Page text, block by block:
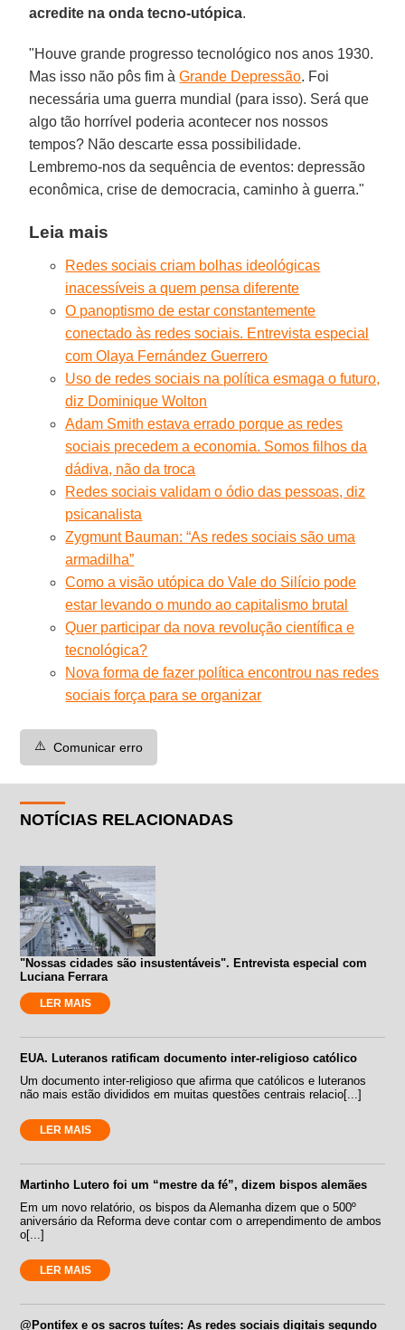
acredite na onda tecno-utópica.
"Houve grande progresso tecnológico nos anos 1930.
Mas isso não pôs fim àGrande Depressão. Foi
necessária uma guerra mundial (para isso). Será que
algo tão horrível poderia acontecer nos nossos
tempos? Não descarte essa possibilidade.
Lembremo-nos da sequência de eventos: depressão
econômica, crise de democracia, caminho à guerra."
Leia mais
Redes sociais criam bolhas ideológicas
inacessíveis a quem pensa diferente
O panoptismo de estar constantemente
conectado às redes sociais. Entrevista especial
com Olaya Fernández Guerrero
Uso de redes sociais na política esmaga o futuro,
diz Dominique Wolton
Adam Smith estava errado porque as redes
sociais precedem a economia. Somos filhos da
dádiva, não da troca
Redes sociais validam o ódio das pessoas, diz
psicanalista
Zygmunt Bauman: “As redes sociais são uma
armadilha”
Como a visão utópica do Vale do Silício pode
estar levando o mundo ao capitalismo brutal
Quer participar da nova revolução científica e
tecnológica?
Nova forma de fazer política encontrou nas redes
sociais força para se organizar
⚠️ Comunicar erro
NOTÍCIAS RELACIONADAS
"Nossas cidades são insustentáveis". Entrevista especial com
Luciana Ferrara
LER MAIS
EUA. Luteranos ratificam documento inter-religioso católico
Um documento inter-religioso que afirma que católicos e luteranos
não mais estão divididos em muitas questões centrais relacio[...]
LER MAIS
Martinho Lutero foi um “mestre da fé”, dizem bispos alemães
Em um novo relatório, os bispos da Alemanha dizem que o 500º
aniversário da Reforma deve contar com o arrependimento de ambos
o[...]
LER MAIS
@Pontifex e os sacros tuítes: As redes sociais digitais segundo